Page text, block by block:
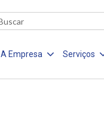
A Empresa Serviços